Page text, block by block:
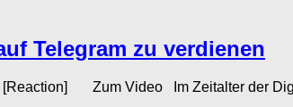
Telegram zu verdienen
Zum Video Im Zeitalter der